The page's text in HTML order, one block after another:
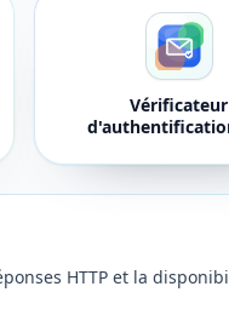
Vérificateur
DMARC, SPF,
HTTP et la